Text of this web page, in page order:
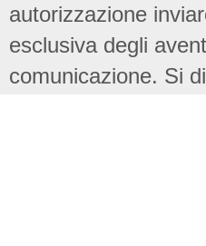
autorizzazione
esclusiva degli
comunicazione. Si